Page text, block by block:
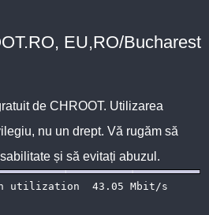
EU,RO/Bucharest
de CHROOT. Utilizarea
nu un drept. Vă rugăm să
și să evitați abuzul.